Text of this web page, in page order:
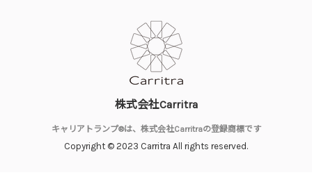
株式会社Carritra
キャリアトランプ®は、株式会社Carritraの登録商標です
Copyright © 2023 Carritra All rights reserved.